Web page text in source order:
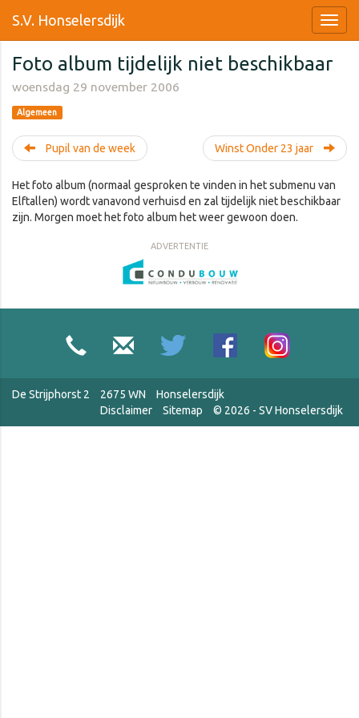
S.V. Honselersdijk
Foto album tijdelijk niet beschikbaar
woensdag 29 november 2006
Algemeen
Pupil van de week Winst Onder 23 jaar
Het foto album (normaal gesproken te vinden in het submenu van
Elftallen) wordt vanavond verhuisd en zal tijdelijk niet beschikbaar
zijn. Morgen moet het foto album het weer gewoon doen.
ADVERTENTIE
De Strijphorst 2 2675 WN
Honselersdijk
Disclaimer
Sitemap © 2026 - SV Honselersdijk